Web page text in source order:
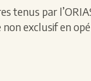
tenus par
non exclusif en